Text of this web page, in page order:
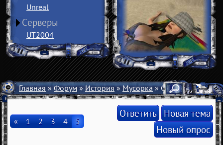
Unreal
Серверы
UT2004
Главная»Форум»История»Мусорка» Срачи
« 1 2 3 4 5
Ответить Новая тема
Новый опрос